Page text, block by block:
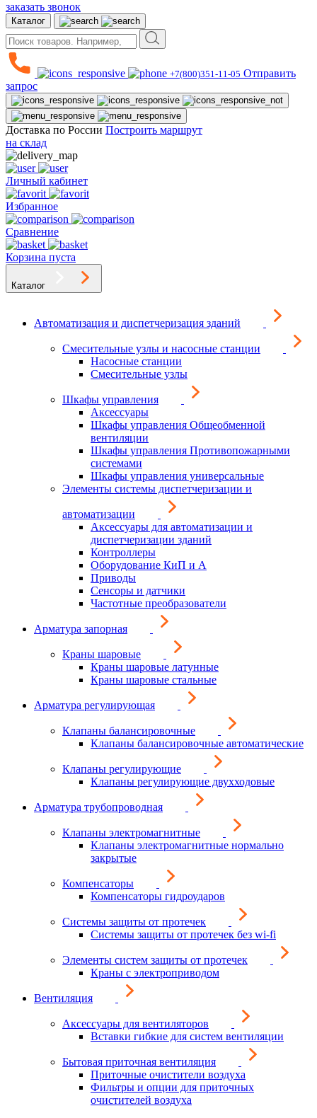
заказать звонок
Каталог
+7(800)351-11-05 Отправить
запрос
Доставка по России Построить маршрут
на склад
Личный кабинет
Избранное
Сравнение
Корзина пуста
Каталог
Автоматизация и диспетчеризация зданий
Смесительные узлы и насосные станции
Насосные станции
Смесительные узлы
Шкафы управления
Аксессуары
Шкафы управления Общеобменной
вентиляции
Шкафы управления Противопожарными
системами
Шкафы управления универсальные
Элементы системы диспетчеризации и
автоматизации
Аксессуары для автоматизации и
диспетчеризации зданий
Контроллеры
Оборудование КиП и А
Приводы
Сенсоры и датчики
Частотные преобразователи
Арматура запорная
Краны шаровые
Краны шаровые латунные
Краны шаровые стальные
Арматура регулирующая
Клапаны балансировочные
Клапаны балансировочные автоматические
Клапаны регулирующие
Клапаны регулирующие двухходовые
Арматура трубопроводная
Клапаны электромагнитные
Клапаны электромагнитные нормально
закрытые
Компенсаторы
Компенсаторы гидроударов
Системы защиты от протечек
Системы защиты от протечек без wi-fi
Элементы систем защиты от протечек
Краны с электроприводом
Вентиляция
Аксессуары для вентиляторов
Вставки гибкие для систем вентиляции
Бытовая приточная вентиляция
Приточные очистители воздуха
Фильтры и опции для приточных
очистителей воздуха